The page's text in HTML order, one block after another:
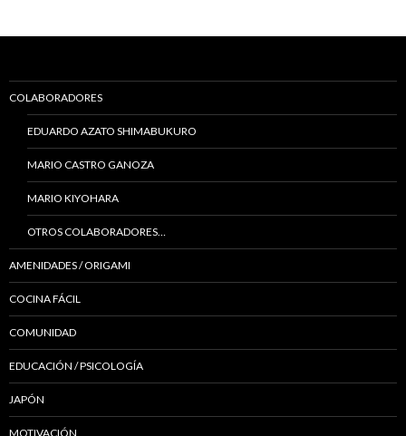
COLABORADORES
EDUARDO AZATO SHIMABUKURO
MARIO CASTRO GANOZA
MARIO KIYOHARA
OTROS COLABORADORES…
AMENIDADES / ORIGAMI
COCINA FÁCIL
COMUNIDAD
EDUCACIÓN / PSICOLOGÍA
JAPÓN
MOTIVACIÓN